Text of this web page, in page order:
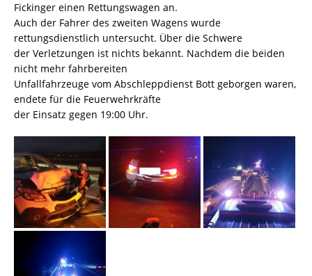
Fickinger einen Rettungswagen an.
Auch der Fahrer des zweiten Wagens wurde
rettungsdienstlich untersucht. Über die Schwere
der Verletzungen ist nichts bekannt. Nachdem die beiden
nicht mehr fahrbereiten
Unfallfahrzeuge vom Abschleppdienst Bott geborgen waren,
endete für die Feuerwehrkräfte
der Einsatz gegen 19:00 Uhr.